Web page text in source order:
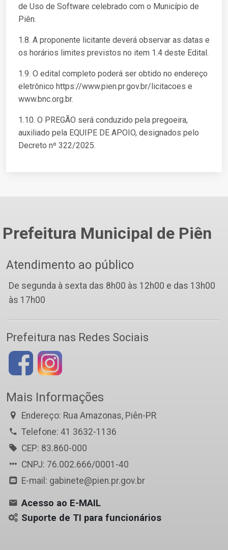
de Uso de Software celebrado com o Município de
Piên.
1.8. A proponente licitante deverá observar as datas e
os horários limites previstos no item 1.4 deste Edital.
1.9. O edital completo poderá ser obtido no endereço
eletrônico https://www.pien.pr.gov.br/licitacoes e
www.bnc.org.br.
1.10. O PREGÃO será conduzido pela pregoeira,
auxiliado pela EQUIPE DE APOIO, designados pelo
Decreto nº 322/2025.
Prefeitura Municipal de Piên
Atendimento ao público
De segunda à sexta das 8h00 às 12h00 e das 13h00
às 17h00
Prefeitura nas Redes Sociais
Mais Informações
Endereço: Rua Amazonas, Piên-PR
Telefone: 41 3632-1136
CEP: 83.860-000
CNPJ: 76.002.666/0001-40
E-mail: gabinete@pien.pr.gov.br
Acesso ao E-MAIL
Suporte de TI para funcionários